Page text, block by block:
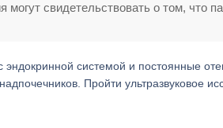
могут свидетельствовать о том, что
системой и постоянные
Пройти ультразвуковое